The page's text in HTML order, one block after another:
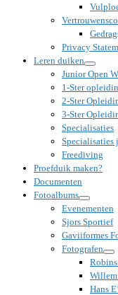
Privacy
Leren duiken
Junior Open
1-Ster
2-Ster
3-Ster
Specialisaties
Specialisaties
Freediving
Proefduik maken?
Documenten
Fotoalbums
Evenementen
Sjors Sportief
Gaviiformes
Fotografen
Willem
Hans